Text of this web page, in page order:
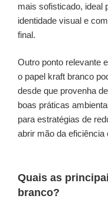
mais sofisticado, ideal
identidade visual e
final.
Outro ponto relevante
o papel kraft branco
desde que provenha
boas práticas
para estratégias de
abrir mão da eficiência
Quais as
branco?